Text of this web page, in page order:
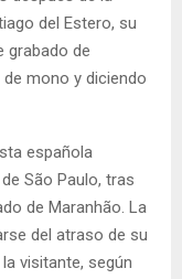
del Estero, su
grabado de
mono y diciendo
española
São Paulo, tras
de Maranhão. La
del atraso de su
visitante, según